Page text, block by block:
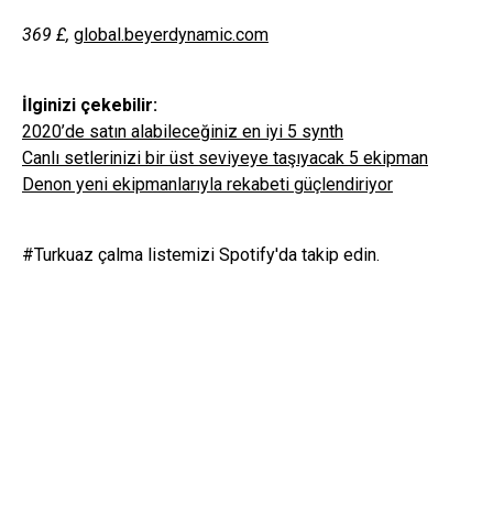
369 £, global.beyerdynamic.com
İlginizi çekebilir:
2020’de satın alabileceğiniz en iyi 5 synth
Canlı setlerinizi bir üst seviyeye taşıyacak 5 ekipman
Denon yeni ekipmanlarıyla rekabeti güçlendiriyor
#Turkuaz çalma listemizi Spotify'da takip edin.